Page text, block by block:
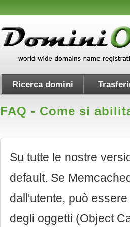
Ricerca domini
FAQ - Come si
Su tutte le nostre
default. Se
dall'utente, può
degli oggetti (Object